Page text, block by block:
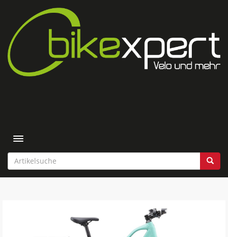
Toggle navigation